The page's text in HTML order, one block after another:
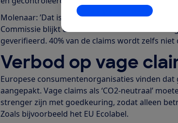
Instellingen aanpassen
Molenaar: ’Dat is nu niet het geval. Sterker nog,
Commissie blijkt dat maar liefst de helft van de
geverifieerd. 40% van de claims wordt zelfs
Verbod op vage
Europese consumentenorganisaties vinden
aangepakt. Vage claims als ‘CO2-neutraal’
strenger zijn met goedkeuring, zodat alleen
Zoals bijvoorbeeld het EU Ecolabel.